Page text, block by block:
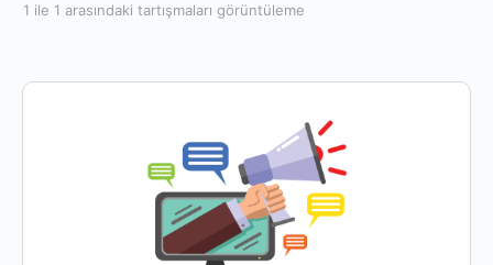
1 ile 1 arasındaki tartışmaları görüntüleme